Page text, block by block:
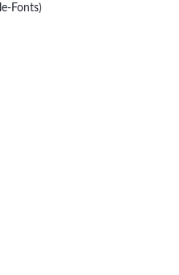
Fonts)